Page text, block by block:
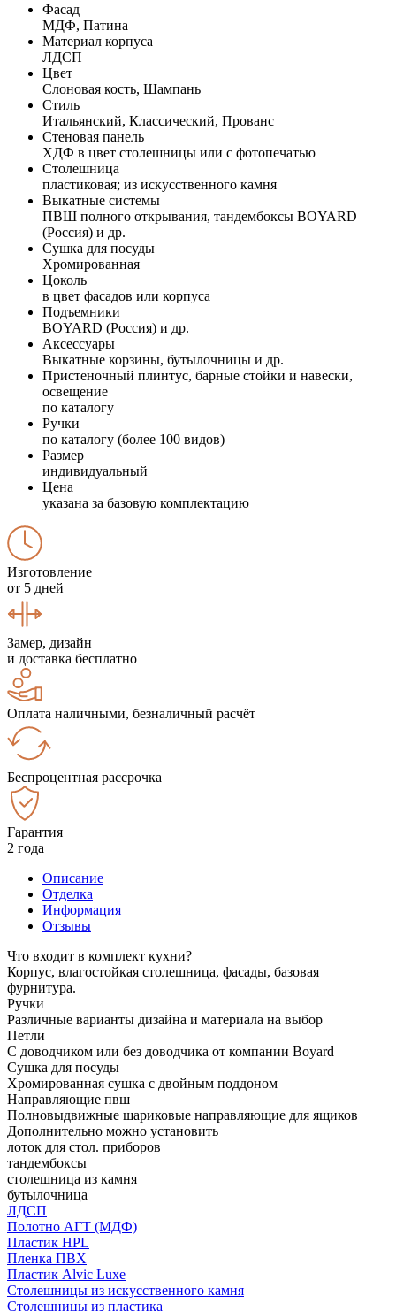
Фасад
МДФ, Патина
Материал корпуса
ЛДСП
Цвет
Слоновая кость, Шампань
Стиль
Итальянский, Классический, Прованс
Стеновая панель
ХДФ в цвет столешницы или с фотопечатью
Столешница
пластиковая; из искусственного камня
Выкатные системы
ПВШ полного открывания, тандембоксы BOYARD
(Россия) и др.
Сушка для посуды
Хромированная
Цоколь
в цвет фасадов или корпуса
Подъемники
BOYARD (Россия) и др.
Аксессуары
Выкатные корзины, бутылочницы и др.
Пристеночный плинтус, барные стойки и навески,
освещение
по каталогу
Ручки
по каталогу (более 100 видов)
Размер
индивидуальный
Цена
указана за базовую комплектацию
Изготовление
от 5 дней
Замер, дизайн
и доставка бесплатно
Оплата наличными, безналичный расчёт
Беспроцентная рассрочка
Гарантия
2 года
Описание
Отделка
Информация
Отзывы
Что входит в комплект кухни?
Корпус, влагостойкая столешница, фасады, базовая
фурнитура.
Ручки
Различные варианты дизайна и материала на выбор
Петли
С доводчиком или без доводчика от компании Boyard
Сушка для посуды
Хромированная сушка с двойным поддоном
Направляющие пвш
Полновыдвижные шариковые направляющие для ящиков
Дополнительно можно установить
лоток для стол. приборов
тандембоксы
столешница из камня
бутылочница
ЛДСП
Полотно АГТ (МДФ)
Пластик HPL
Пленка ПВХ
Пластик Alvic Luxe
Столешницы из искусственного камня
Столешницы из пластика